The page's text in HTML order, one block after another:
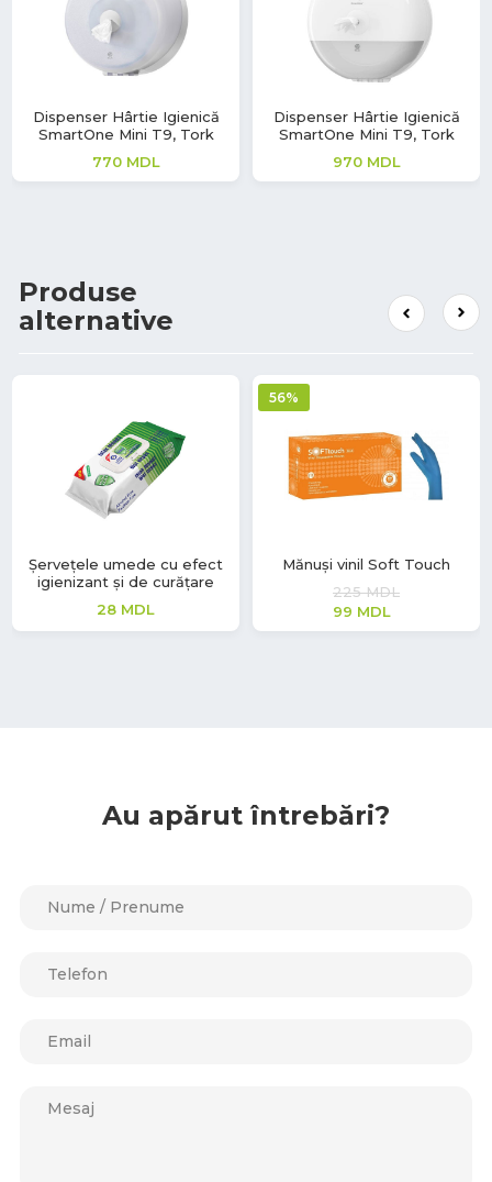
Dispenser Hârtie Igienică
SmartOne Mini T9, Tork
770 MDL
Dispenser Hârtie Igienică
SmartOne Mini T9, Tork
970 MDL
Produse
alternative
Șervețele umede cu efect
igienizant și de curățare
28 MDL
56%
Mănuși vinil Soft Touch
225MDL
99 MDL
Au apărut întrebări?